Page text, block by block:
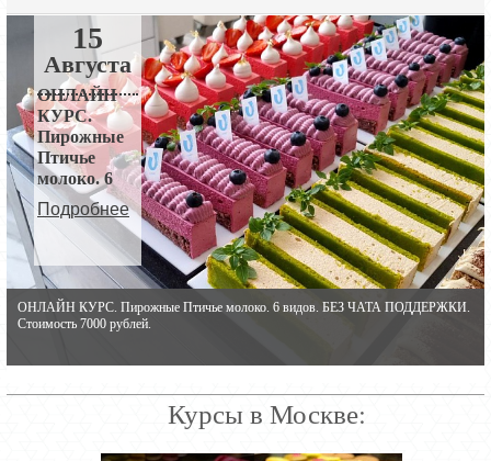
15
Августа
ОНЛАЙН
КУРС.
Пирожные
Птичье
молоко. 6
видов.
Подробнее
ОНЛАЙН КУРС. Пирожные Птичье молоко. 6 видов. БЕЗ ЧАТА ПОДДЕРЖКИ.
Стоимость 7000 рублей.
ОНЛАЙН КУРС. Пирожные Птичье молоко. 6 видов. БЕЗ ЧАТА ПОДДЕРЖКИ.
Стоимость 7000 рублей.
Курсы в Москве: